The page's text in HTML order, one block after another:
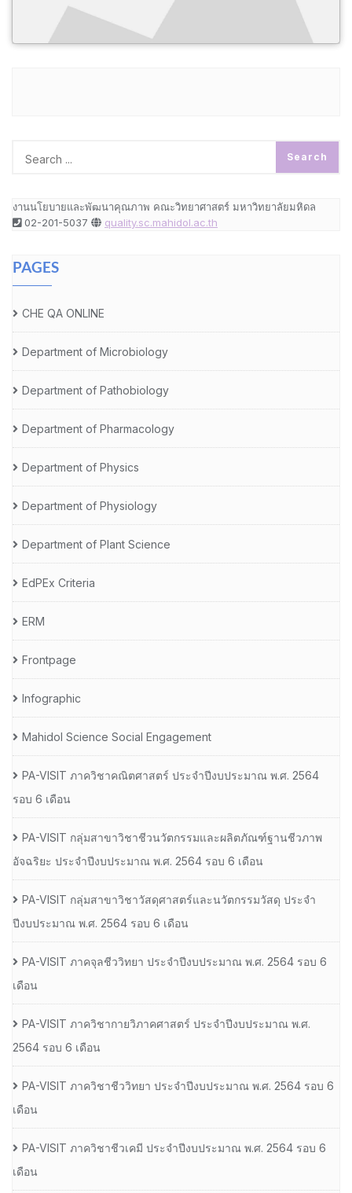
งานนโยบายและพัฒนาคุณภาพ คณะวิทยาศาสตร์ มหาวิทยาลัยมหิดล
02-201-5037
quality.sc.mahidol.ac.th
PAGES
CHE QA ONLINE
Department of Microbiology
Department of Pathobiology
Department of Pharmacology
Department of Physics
Department of Physiology
Department of Plant Science
EdPEx Criteria
ERM
Frontpage
Infographic
Mahidol Science Social Engagement
PA-VISIT ภาควิชาคณิตศาสตร์ ประจำปีงบประมาณ พ.ศ. 2564
รอบ 6 เดือน
PA-VISIT กลุ่มสาขาวิชาชีวนวัตกรรมและผลิตภัณฑ์ฐานชีวภาพ
อัจฉริยะ ประจำปีงบประมาณ พ.ศ. 2564 รอบ 6 เดือน
PA-VISIT กลุ่มสาขาวิชาวัสดุศาสตร์และนวัตกรรมวัสดุ ประจำ
ปีงบประมาณ พ.ศ. 2564 รอบ 6 เดือน
PA-VISIT ภาคจุลชีววิทยา ประจำปีงบประมาณ พ.ศ. 2564 รอบ 6
เดือน
PA-VISIT ภาควิชากายวิภาคศาสตร์ ประจำปีงบประมาณ พ.ศ.
2564 รอบ 6 เดือน
PA-VISIT ภาควิชาชีววิทยา ประจำปีงบประมาณ พ.ศ. 2564 รอบ 6
เดือน
PA-VISIT ภาควิชาชีวเคมี ประจำปีงบประมาณ พ.ศ. 2564 รอบ 6
เดือน